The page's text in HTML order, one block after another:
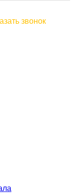
звонок